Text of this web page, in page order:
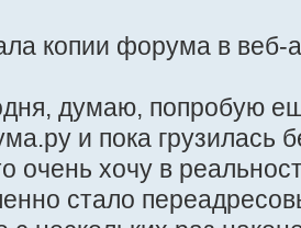
копии форума в веб-
думаю, попробую
и пока грузилась
очень хочу в
стало